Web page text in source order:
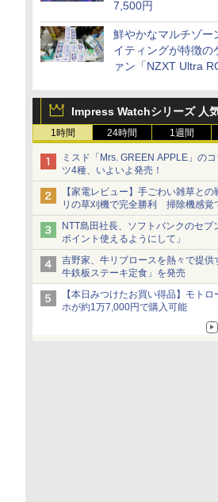
7,500円
鮮やかなマルチゾー
イティングが特徴の
ァン「NZXT Ultra
Impress Watchシリーズ 人
1時間 24時間 1週間
ミスド「Mrs. GREEN APPLE」の
ツ4種、いよいよ発売！
【家電レビュー】手ごわい雑草との
リの草刈機で完全勝利 掃除機感覚
NTT島田社長、ソフトバンクのセブ
ポイント使えるようにして」
吉野家、牛リブロースを熱々で提供
牛鉄板ステーキ定食」を発売
【本日みつけたお買い得品】モトロ
ホが約1万7,000円で購入可能